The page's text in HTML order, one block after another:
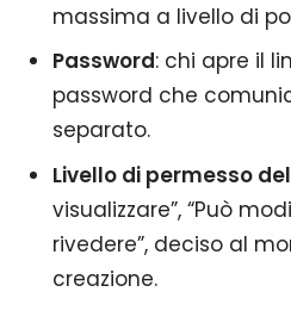
massima a livello di
Password: chi apre il
password che
separato.
Livello di permesso
visualizzare”, “Può
rivedere”, deciso al
creazione.